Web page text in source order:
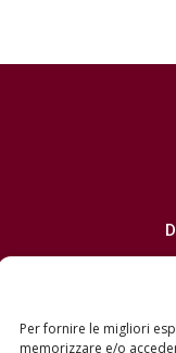
Per fornire le migliori
memorizzare e/o